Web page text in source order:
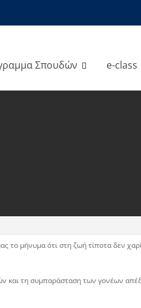
Σπουδών e-class
μήνυμα ότι στη ζωή τίποτα δεν
και τη συμπαράσταση των γονέων